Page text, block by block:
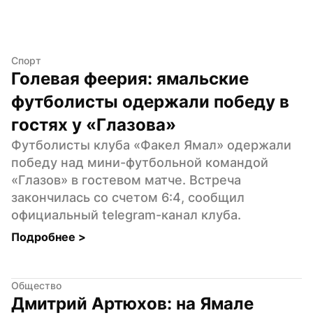
Спорт
Голевая феерия: ямальские
футболисты одержали победу в
гостях у «Глазова»
Футболисты клуба «Факел Ямал» одержали
победу над мини-футбольной командой
«Глазов» в гостевом матче. Встреча
закончилась со счетом 6:4, сообщил
официальный telegram-канал клуба.
Подробнее >
Общество
Дмитрий Артюхов: на Ямале